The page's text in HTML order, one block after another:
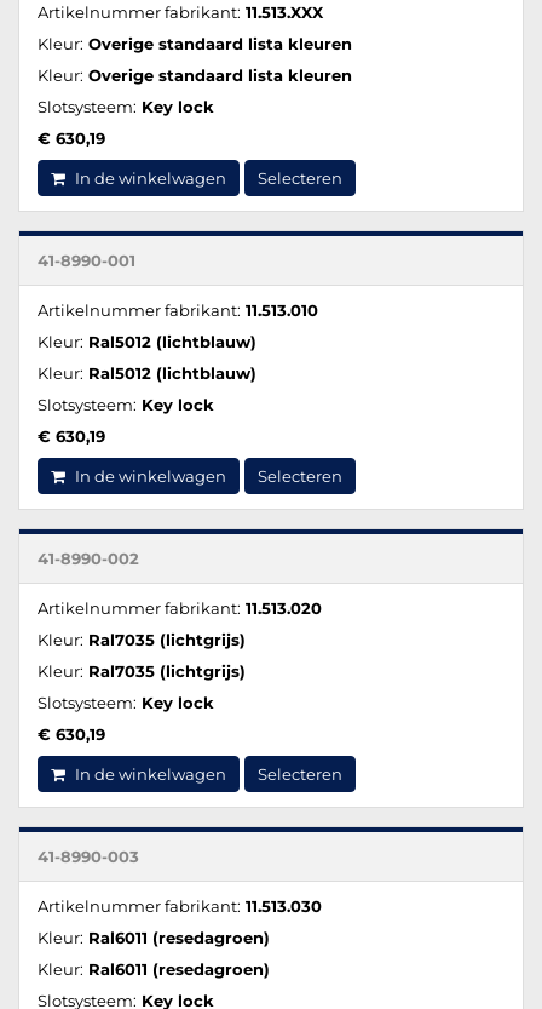
Artikelnummer fabrikant: 11.513.XXX
Kleur: Overige standaard lista kleuren
Kleur: Overige standaard lista kleuren
Slotsysteem: Key lock
€ 630,19
In de winkelwagen Selecteren
41-8990-001
Artikelnummer fabrikant: 11.513.010
Kleur: Ral5012 (lichtblauw)
Kleur: Ral5012 (lichtblauw)
Slotsysteem: Key lock
€ 630,19
In de winkelwagen Selecteren
41-8990-002
Artikelnummer fabrikant: 11.513.020
Kleur: Ral7035 (lichtgrijs)
Kleur: Ral7035 (lichtgrijs)
Slotsysteem: Key lock
€ 630,19
In de winkelwagen Selecteren
41-8990-003
Artikelnummer fabrikant: 11.513.030
Kleur: Ral6011 (resedagroen)
Kleur: Ral6011 (resedagroen)
Slotsysteem: Key lock